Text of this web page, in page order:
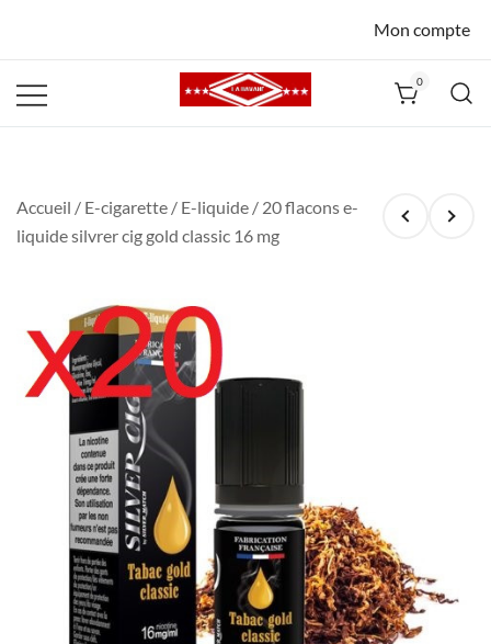
Mon compte
0
Accueil / E-cigarette / E-liquide / 20 flacons e-
liquide silvrer cig gold classic 16 mg